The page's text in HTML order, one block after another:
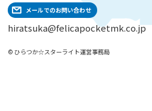
メールでのお問い合わせ
hiratsuka@felicapocketmk.co.jp
© ひらつか☆スターライト運営事務局